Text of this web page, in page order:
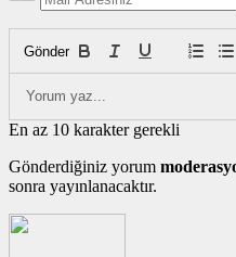
Gönder
En az 10 karakter gerekli
Gönderdiğiniz yorum
sonra yayınlanacaktır.